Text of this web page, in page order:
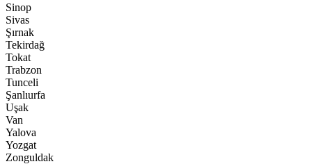
Sinop
Sivas
Şırnak
Tekirdağ
Tokat
Trabzon
Tunceli
Şanlıurfa
Uşak
Van
Yalova
Yozgat
Zonguldak